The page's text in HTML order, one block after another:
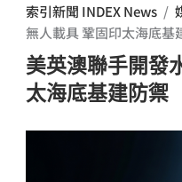
索引新聞 INDEX News /
無人載具 鞏固印太海底基
美英澳聯手開發
太海底基建防禦